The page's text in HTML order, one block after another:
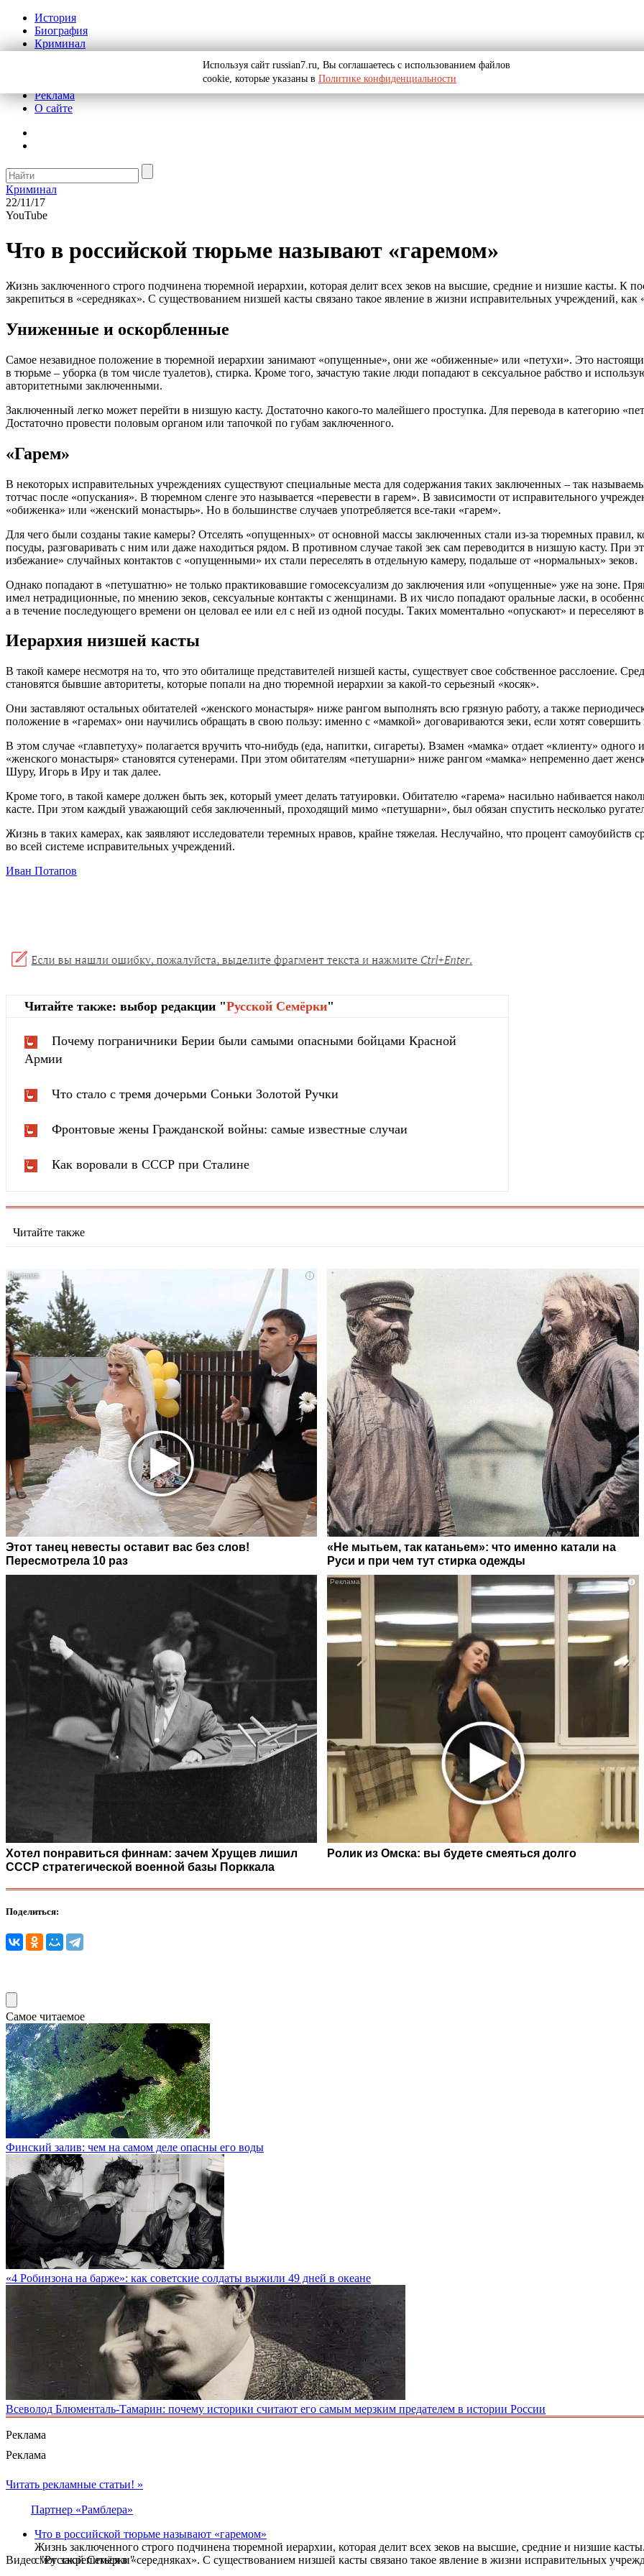
История
Биография
Криминал
Реклама
О сайте
Криминал
22/11/17
YouTube
Что в российской тюрьме называют «гаремом»
Жизнь заключенного строго подчинена тюремной иерархии, которая делит всех зеков на высшие, средние и низшие касты. К
закрепиться в «середняках». С существованием низшей касты связано такое явление в жизни исправительных учреждений, как
Униженные и оскорбленные
Самое незавидное положение в тюремной иерархии занимают «опущенные», они же «обиженные» или «петухи». Это
в тюрьме – уборка (в том числе туалетов), стирка. Кроме того, зачастую такие люди попадают в сексуальное рабство и
авторитетными заключенными.
Заключенный легко может перейти в низшую касту. Достаточно какого-то малейшего проступка. Для перевода в категорию
Достаточно провести половым органом или тапочкой по губам заключенного.
«Гарем»
В некоторых исправительных учреждениях существуют специальные места для содержания таких заключенных – так
тотчас после «опускания». В тюремном сленге это называется «перевести в гарем». В зависимости от исправительного
«обиженка» или «женский монастырь». Но в большинстве случаев употребляется все-таки «гарем».
Для чего были созданы такие камеры? Отселять «опущенных» от основной массы заключенных стали из-за тюремных правил,
посуды, разговаривать с ним или даже находиться рядом. В противном случае такой зек сам переводится в низшую касту.
избежание» случайных контактов с «опущенными» их стали переселять в отдельную камеру, подальше от «нормальных» зеков.
Однако попадают в «петушатню» не только практиковавшие гомосексуализм до заключения или «опущенные» уже на зоне.
имел нетрадиционные, по мнению зеков, сексуальные контакты с женщинами. В их число попадают оральные ласки, в
а в течение последующего времени он целовал ее или ел с ней из одной посуды. Таких моментально «опускают» и переселяют
Иерархия низшей касты
В такой камере несмотря на то, что это обиталище представителей низшей касты, существует свое собственное расслоение.
становятся бывшие авторитеты, которые попали на дно тюремной иерархии за какой-то серьезный «косяк».
Они заставляют остальных обитателей «женского монастыря» ниже рангом выполнять всю грязную работу, а также
положение в «гаремах» они научились обращать в свою пользу: именно с «мамкой» договариваются зеки, если хотят
В этом случае «главпетуху» полагается вручить что-нибудь (еда, напитки, сигареты). Взамен «мамка» отдает «клиенту»
«женского монастыря» становятся сутенерами. При этом обитателям «петушарни» ниже рангом «мамка» непременно дает
Шуру, Игорь в Иру и так далее.
Кроме того, в такой камере должен быть зек, который умеет делать татуировки. Обитателю «гарема» насильно набивается
касте. При этом каждый уважающий себя заключенный, проходящий мимо «петушарни», был обязан спустить несколько
Жизнь в таких камерах, как заявляют исследователи теремных нравов, крайне тяжелая. Неслучайно, что процент
во всей системе исправительных учреждений.
Иван Потапов
Читайте также: выбор редакции "Русской Cемёрки"
Почему пограничники Берии были самыми опасными бойцами Красной
Армии
Что стало с тремя дочерьми Соньки Золотой Ручки
Фронтовые жены Гражданской войны: самые известные случаи
Как воровали в СССР при Сталине
Читайте также
i
Этот танец невесты оставит вас без слов!
Пересмотрела 10 раз
«Не мытьем, так катаньем»: что именно катали на
Руси и при чем тут стирка одежды
Хотел понравиться финнам: зачем Хрущев лишил
СССР стратегической военной базы Порккала
i
Ролик из Омска: вы будете смеяться долго
Поделиться:
Самое читаемое
Финский залив: чем на самом деле опасны его воды
«4 Робинзона на барже»: как советские солдаты выжили 49 дней в океане
Всеволод Блюменталь-Тамарин: почему историки считают его самым мерзким предателем в истории России
Реклама
Реклама
Видео "Русской Семёрки"
Читать рекламные статьи! »
Партнер «Рамблера»
Что в российской тюрьме называют «гаремом»
Жизнь заключенного строго подчинена тюремной иерархии, которая делит всех зеков на высшие, средние и низшие
смог закрепиться в «середняках». С существованием низшей касты связано такое явление в жизни исправительных
Используя сайт russian7.ru, Вы соглашаетесь с использованием файлов
cookie, которые указаны в Политике конфиденциальности